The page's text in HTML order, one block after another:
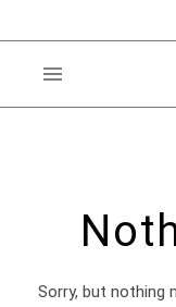
Sorry, but nothing